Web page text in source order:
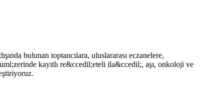
bulunan toptancılara, uluslararası eczanelere,
kayıtlı re&ccedil;eteli ila&ccedil;, aşı, onkoloji ve